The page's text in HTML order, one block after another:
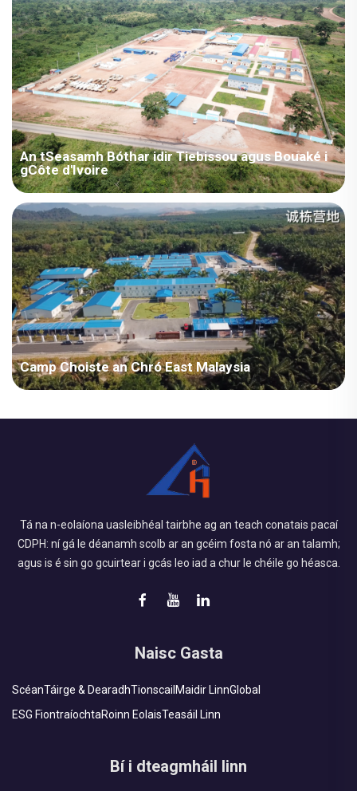
bhfeidhmiú agus i mbainistíocht na stoc, agus sheol sé fórsa
speisialta go dtí an Phacastáin chun tacaíocht a thabhairt leis
an suiteáil.
An tSeasamh Bóthar idir Tiebissou agus Bouaké i
gCôte d'Ivoire
Côte d'Ivoire – Côte d'Ivoire Tiebissou-Bouaké Bóthar Phróject
Camp Choiste an Chró East Malaysia
Tá na n-eolaíona uasleibhéal tairbhe ag an teach conatais pacaí
CDPH: ní gá le déanamh scolb ar an gcéim fosta nó ar an talamh;
agus is é sin go gcuirtear i gcás leo iad a chur le chéile go héasca.
Naisc Gasta
ScéanTáirge & DearadhTionscail Maidir LinnGlobal
ESG FiontraíochtaRoinn EolaisTeasáil Linn
Bí i dteagmháil linn